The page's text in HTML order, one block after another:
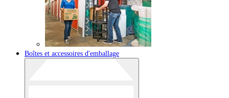
Boîtes et accessoires d'emballage